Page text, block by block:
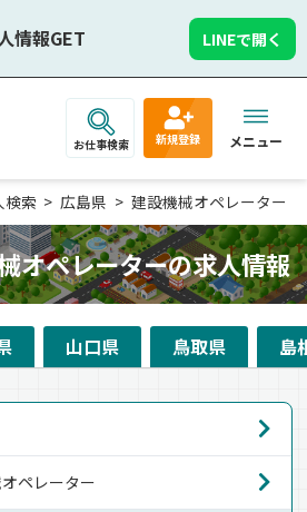
情報GET LINEで開く
お仕事検索 新規登録 メニュー
検索 広島県 建設機械オペレーター
オペレーターの求人情報
山口県 鳥取県 島